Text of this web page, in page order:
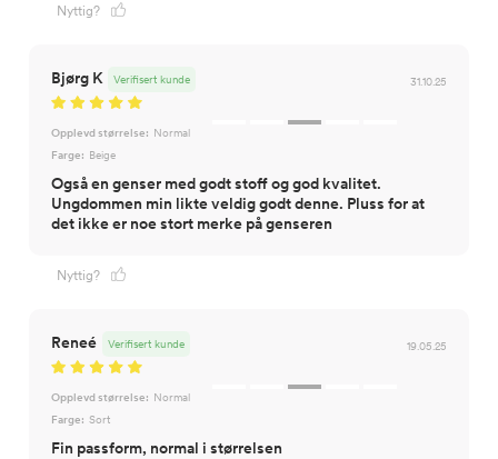
Nyttig?
Bjørg K 31.10.25
Verifisert kunde
Opplevd størrelse: Normal
Farge: Beige
Også en genser med godt stoff og god kvalitet.
Ungdommen min likte veldig godt denne. Pluss for at
det ikke er noe stort merke på genseren
Nyttig?
Reneé 19.05.25
Verifisert kunde
Opplevd størrelse: Normal
Farge: Sort
Fin passform, normal i størrelsen